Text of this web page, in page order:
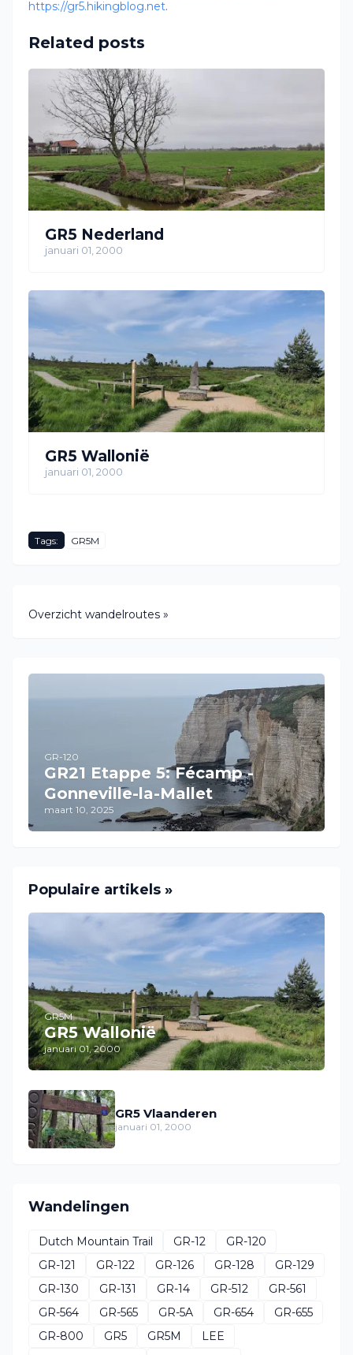
https://gr5.hikingblog.net.
Related posts
GR5 Nederland
januari 01, 2000
GR5 Wallonië
januari 01, 2000
Tags: GR5M
Overzicht wandelroutes »
GR-120
GR21 Etappe 5: Fécamp -
Gonneville-la-Mallet
maart 10, 2025
Populaire artikels »
GR5M
GR5 Wallonië
januari 01, 2000
GR5 Vlaanderen
januari 01, 2000
Wandelingen
Dutch Mountain Trail GR-12
GR-120
GR-121
GR-122 GR-126 GR-128
GR-129
GR-130
GR-131 GR-14 GR-512
GR-561
GR-564
GR-565 GR-5A GR-654
GR-655
GR-800
GR5 GR5M
LEE